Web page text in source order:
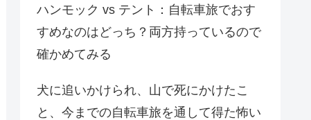
ハンモック vs テント：自転車旅でおす
すめなのはどっち？両方持っているので
確かめてみる
犬に追いかけられ、山で死にかけたこ
と、今までの自転車旅を通して得た怖い